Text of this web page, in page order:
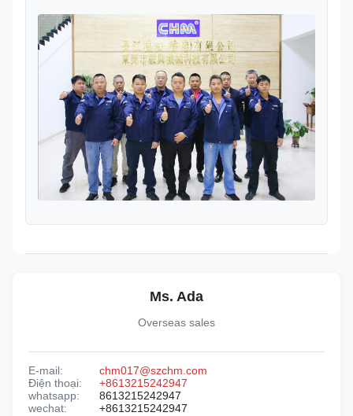
Ms. Ada
Overseas sales
E-mail:
chm017@szchm.com
Điện thoại:
+8613215242947
whatsapp:
8613215242947
wechat:
+8613215242947